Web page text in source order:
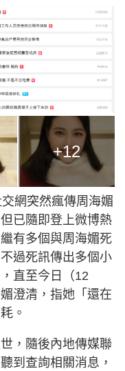
+12
網突然瘋傳周海媚
已隨即登上微博熱
有多個與周海媚死
過死訊傳出多個小
直至今日（12
澄清，指她「還在
。
，隨後內地傳媒聯
到查詢相關消息，